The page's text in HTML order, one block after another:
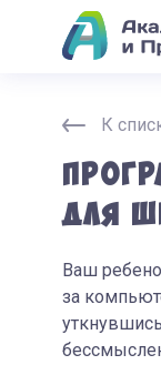
К
для
Ваш
за